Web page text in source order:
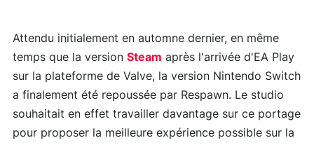
Attendu initialement en automne dernier, en même
temps que la version Steam après l'arrivée d'EA Play
sur la plateforme de Valve, la version Nintendo Switch
a finalement été repoussée par Respawn. Le studio
souhaitait en effet travailler davantage sur ce portage
pour proposer la meilleure expérience possible sur la